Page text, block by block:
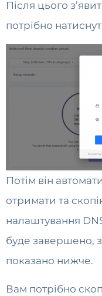
Після цього
потрібно
Потім він
отримати та
налаштування
буде завершено,
показано нижче.
Вам потрібно